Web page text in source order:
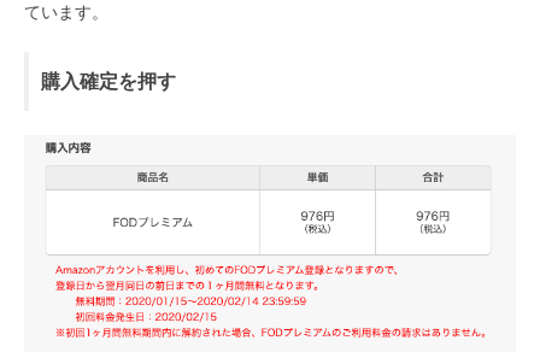
ています。
購入確定を押す